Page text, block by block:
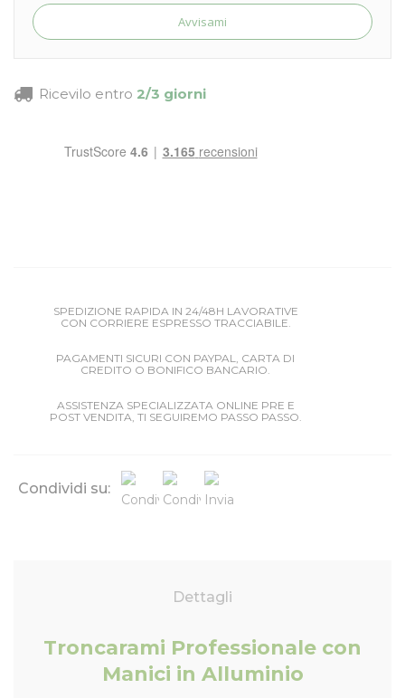
Avvisami
Ricevilo entro 2/3 giorni
SPEDIZIONE RAPIDA IN 24/48H LAVORATIVE
CON CORRIERE ESPRESSO TRACCIABILE.
PAGAMENTI SICURI CON PAYPAL, CARTA DI
CREDITO O BONIFICO BANCARIO.
ASSISTENZA SPECIALIZZATA ONLINE PRE E
POST VENDITA, TI SEGUIREMO PASSO PASSO.
Condividi su:
Dettagli
Troncarami Professionale con
Manici in Alluminio